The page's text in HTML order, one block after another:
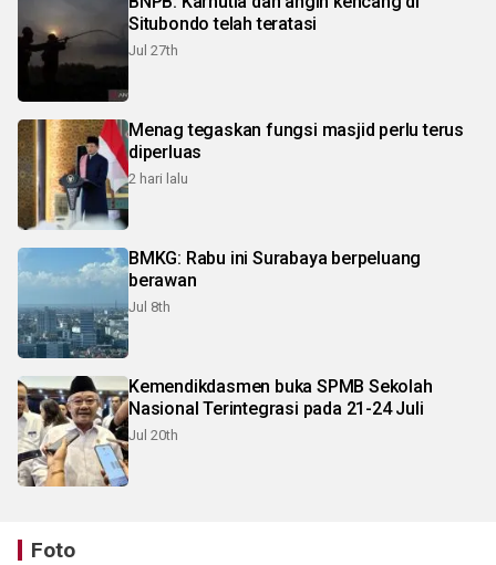
Situbondo telah teratasi
Jul 27th
Menag tegaskan fungsi masjid perlu terus
diperluas
2 hari lalu
BMKG: Rabu ini Surabaya berpeluang
berawan
Jul 8th
Kemendikdasmen buka SPMB Sekolah
Nasional Terintegrasi pada 21-24 Juli
Jul 20th
Foto